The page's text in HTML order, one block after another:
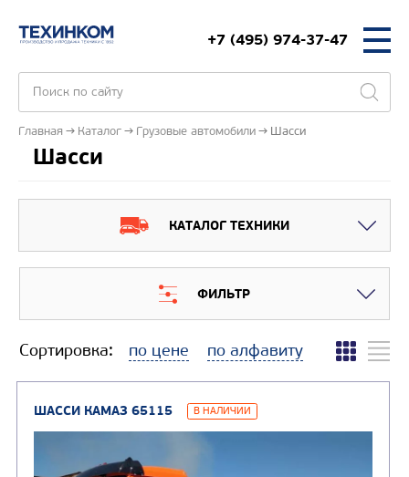
+7 (495) 974-37-47
Главная Каталог Грузовые автомобили Шасси
Шасси
КАТАЛОГ ТЕХНИКИ
ФИЛЬТР
Сортировка: по цене по алфавиту